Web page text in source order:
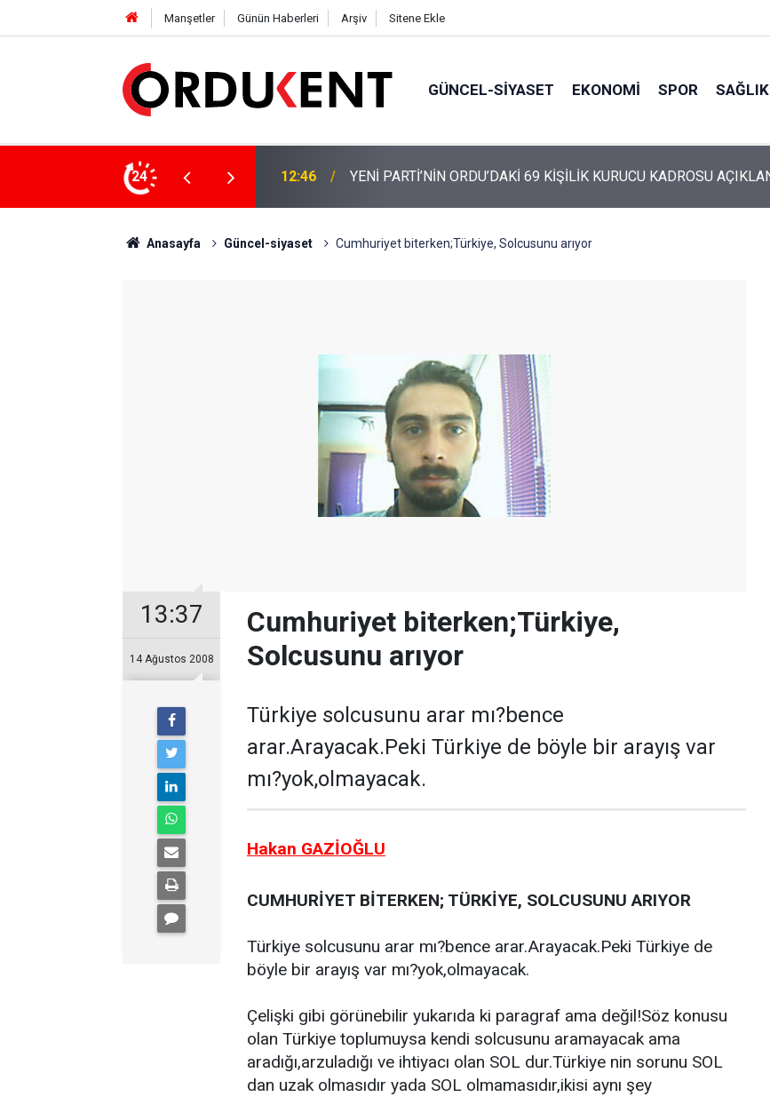
Manşetler Günün Haberleri Arşiv Sitene Ekle
GÜNCEL-SIYASET EKONOMI SPOR SAĞLIK
24
KURUCU KADROSU AÇIKLANDI 12:22 YENİ PARTİ ALTINORDU’DA KURUCU YÖNETİMİNİ AÇIKLADI
Anasayfa Güncel-siyaset Cumhuriyet biterken;Türkiye, Solcusunu arıyor
13:37
14 Ağustos 2008
Cumhuriyet biterken;Türkiye,
Solcusunu arıyor
Türkiye solcusunu arar mı?bence
arar.Arayacak.Peki Türkiye de böyle bir arayış var
mı?yok,olmayacak.
Hakan GAZİOĞLU
CUMHURİYET BİTERKEN; TÜRKİYE, SOLCUSUNU ARIYOR
Türkiye solcusunu arar mı?bence arar.Arayacak.Peki Türkiye de
böyle bir arayış var mı?yok,olmayacak.
Çelişki gibi görünebilir yukarıda ki paragraf ama değil!Söz konusu
olan Türkiye toplumuysa kendi solcusunu aramayacak ama
aradığı,arzuladığı ve ihtiyacı olan SOL dur.Türkiye nin sorunu SOL
dan uzak olmasıdır yada SOL olmamasıdır,ikisi aynı şey